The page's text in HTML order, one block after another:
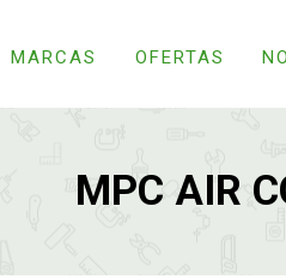
MARCAS OFERTAS
MPC AIR